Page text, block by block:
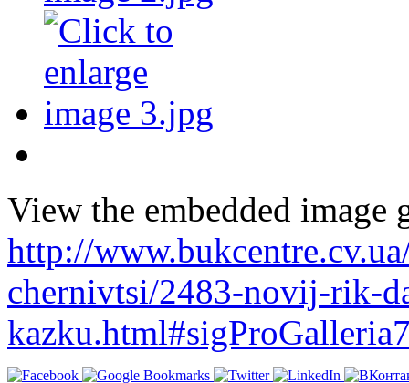
View the embedded image
http://
chernivtsi/2483-novij-rik-